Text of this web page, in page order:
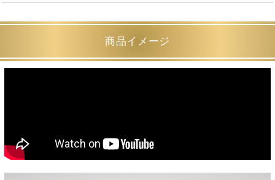
商品イメージ